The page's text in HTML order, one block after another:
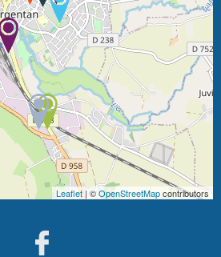
Leaflet| ©OpenStreetMapcontributors